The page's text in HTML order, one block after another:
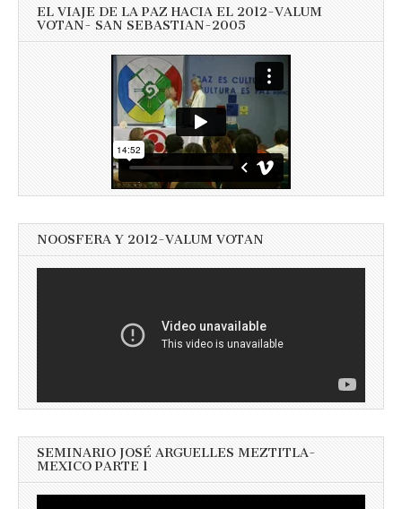
EL VIAJE DE LA PAZ HACIA EL 2012-VALUM
VOTAN- SAN SEBASTIAN-2005
NOOSFERA Y 2012-VALUM VOTAN
SEMINARIO JOSÉ ARGUELLES MEZTITLA-
MEXICO PARTE 1